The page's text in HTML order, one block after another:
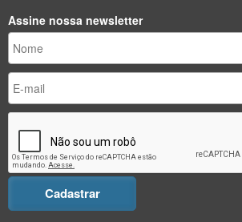
Assine nossa newsletter
Cadastrar